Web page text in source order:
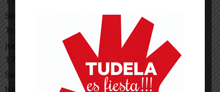
Seguimiento a la incorporación al puesto de
Trabajo.
jueves, 23 de marzo
17:30-20:30 h. Sesión 8
Seguimiento de los trabajadores, del puesto de
trabajo y del conflicto.